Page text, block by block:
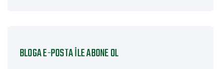
BLOGA E-POSTA ILE ABONE OL